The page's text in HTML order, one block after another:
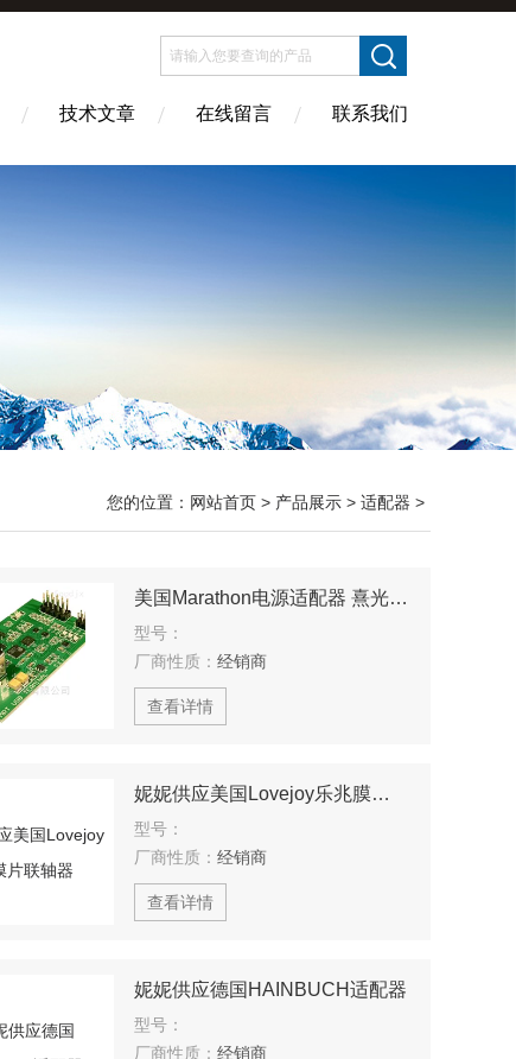
技术文章 在线留言 联系我们
您的位置： 网站首页 > 产品展示 > 适配器 >
美国Marathon电源适配器 熹光发布
型号：
厂商性质： 经销商
查看详情
妮妮供应美国Lovejoy乐兆膜片联轴器
型号：
厂商性质： 经销商
查看详情
妮妮供应德国HAINBUCH适配器
型号：
厂商性质： 经销商